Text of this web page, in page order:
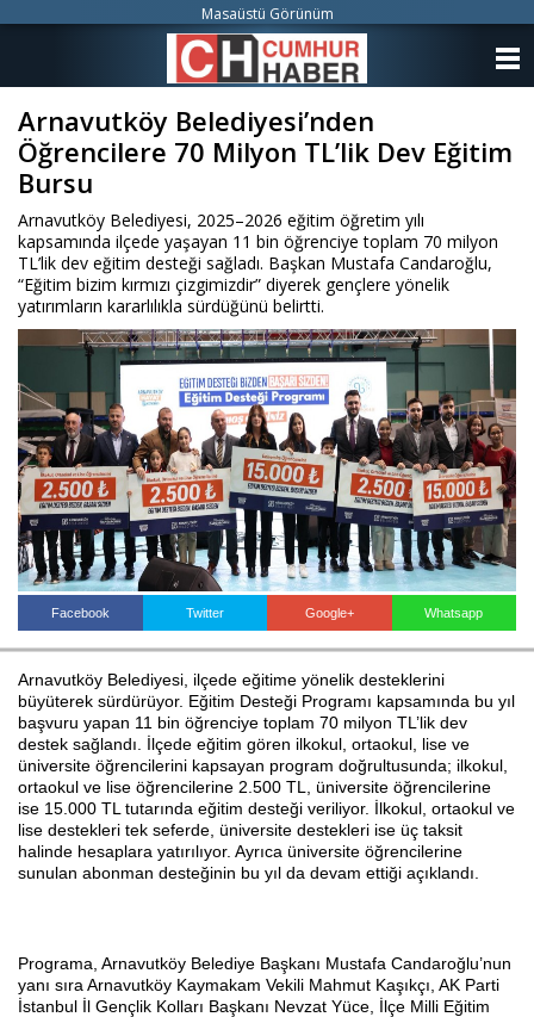
Arnavutköy Belediyesi’nden
Öğrencilere 70 Milyon TL’lik Dev Eğitim
Bursu
Arnavutköy Belediyesi, 2025–2026 eğitim öğretim yılı
kapsamında ilçede yaşayan 11 bin öğrenciye toplam 70 milyon
TL’lik dev eğitim desteği sağladı. Başkan Mustafa Candaroğlu,
“Eğitim bizim kırmızı çizgimizdir” diyerek gençlere yönelik
yatırımların kararlılıkla sürdüğünü belirtti.
Facebook Twitter Google+ Whatsapp
Arnavutköy Belediyesi, ilçede eğitime yönelik desteklerini
büyüterek sürdürüyor. Eğitim Desteği Programı kapsamında bu yıl
başvuru yapan 11 bin öğrenciye toplam 70 milyon TL’lik dev
destek sağlandı. İlçede eğitim gören ilkokul, ortaokul, lise ve
üniversite öğrencilerini kapsayan program doğrultusunda; ilkokul,
ortaokul ve lise öğrencilerine 2.500 TL, üniversite öğrencilerine
ise 15.000 TL tutarında eğitim desteği veriliyor. İlkokul, ortaokul ve
lise destekleri tek seferde, üniversite destekleri ise üç taksit
halinde hesaplara yatırılıyor. Ayrıca üniversite öğrencilerine
sunulan abonman desteğinin bu yıl da devam ettiği açıklandı.
Programa, Arnavutköy Belediye Başkanı Mustafa Candaroğlu’nun
yanı sıra Arnavutköy Kaymakam Vekili Mahmut Kaşıkçı, AK Parti
İstanbul İl Gençlik Kolları Başkanı Nevzat Yüce, İlçe Milli Eğitim
Masaüstü Görünüm
ANKETLER
FOTO GALERİ
VİDEO GALERİ
KÜNYE
İLETİŞİM
Haberin Doğru Adresi.